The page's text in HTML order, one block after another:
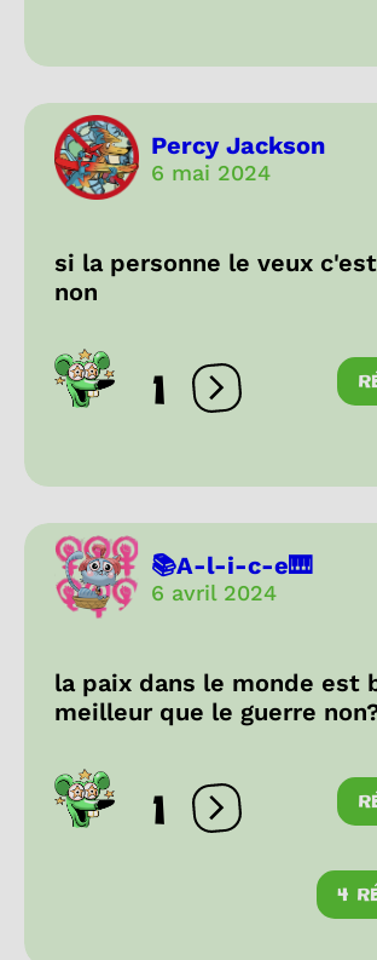
Percy Jackson
6 mai 2024
si la personne le veux
non
1 Ouvrir les
📚A-l-i-c-e🎹
6 avril 2024
la paix dans le monde est
meilleur que le guerre
1 Ouvrir les
4